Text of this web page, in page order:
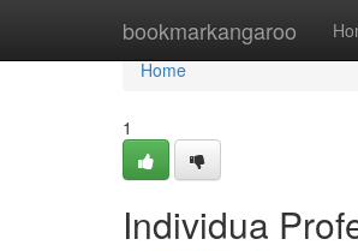
bookmarkangaroo
Home
Home
1
Individua